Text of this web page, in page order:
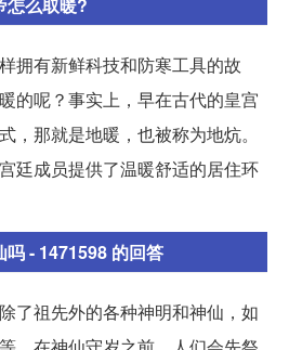
怎么取暖?
拥有新鲜科技和防寒工具的故
的呢？事实上，早在古代的皇宫
，那就是地暖，也被称为地炕。
廷成员提供了温暖舒适的居住环
- 1471598 的回答
了祖先外的各种神明和神仙，如